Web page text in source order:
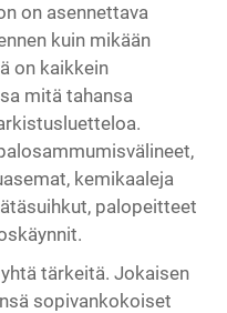
on asennettava
kuin mikään
on kaikkein
mitä tahansa
kemikaaleja
palopeitteet
tärkeitä. Jokaisen
sopivankokoiset